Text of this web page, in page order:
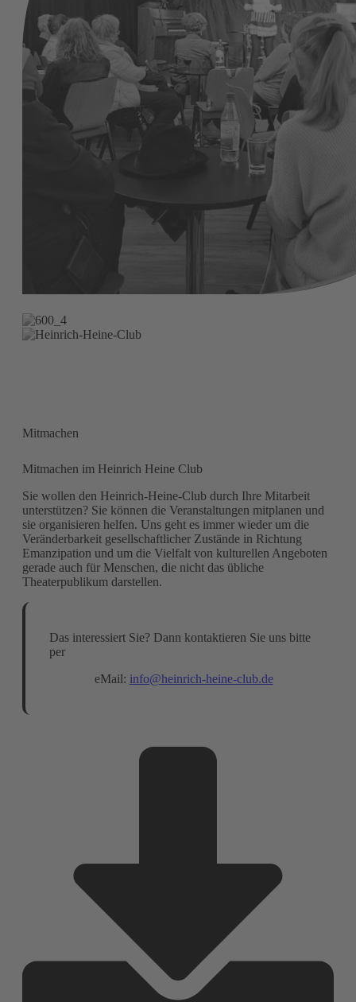
Mitmachen
Mitmachen im Heinrich Heine Club
Sie wollen den Heinrich-Heine-Club durch Ihre Mitarbeit
unterstützen? Sie können die Veranstaltungen mitplanen und
sie organisieren helfen. Uns geht es immer wieder um die
Veränderbarkeit gesellschaftlicher Zustände in Richtung
Emanzipation und um die Vielfalt von kulturellen Angeboten
gerade auch für Menschen, die nicht das übliche
Theaterpublikum darstellen.
Das interessiert Sie? Dann kontaktieren Sie uns bitte
per
eMail: info@heinrich-heine-club.de